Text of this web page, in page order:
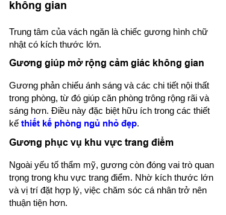
không gian
Trung tâm của vách ngăn là chiếc gương hình chữ
nhật có kích thước lớn.
Gương giúp mở rộng cảm giác không gian
Gương phản chiếu ánh sáng và các chi tiết nội thất
trong phòng, từ đó giúp căn phòng trông rộng rãi và
sáng hơn. Điều này đặc biệt hữu ích trong các thiết
kế thiết kế phòng ngủ nhỏ đẹp.
Gương phục vụ khu vực trang điểm
Ngoài yếu tố thẩm mỹ, gương còn đóng vai trò quan
trọng trong khu vực trang điểm. Nhờ kích thước lớn
và vị trí đặt hợp lý, việc chăm sóc cá nhân trở nên
thuận tiện hơn.